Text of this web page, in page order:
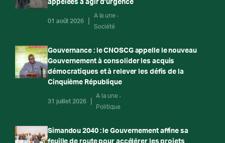
appelées à agir d’urgence
01 août 2026
A la une
Société
Gouvernance : le CNOSCG appelle le nouveau
Gouvernement à consolider les acquis
démocratiques et à relever les défis de la
Cinquième République
31 juillet 2026
A la une
Politique
Simandou 2040 : le Gouvernement affine sa
feuille de route pour accélérer les projets